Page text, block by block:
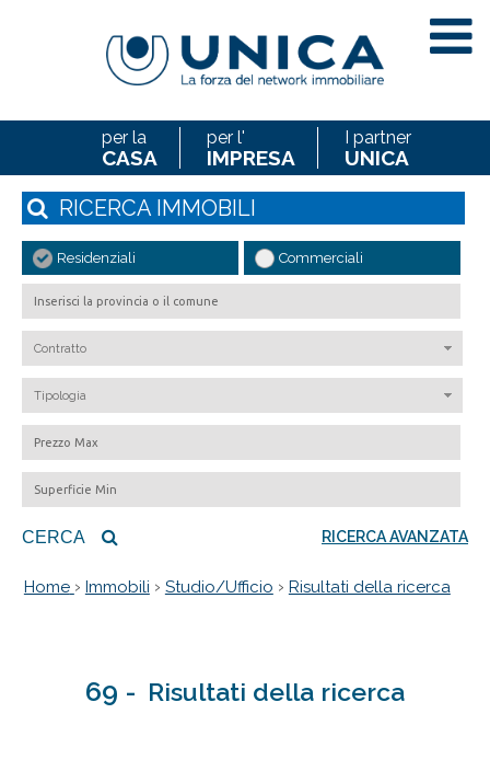
per la
CASA
per l'
IMPRESA
I partner
UNICA
RICERCA IMMOBILI
Residenziali Commerciali
Contratto
Tipologia
CERCA RICERCA AVANZATA
Home › Immobili › Studio/Ufficio › Risultati della ricerca
69 - Risultati della ricerca